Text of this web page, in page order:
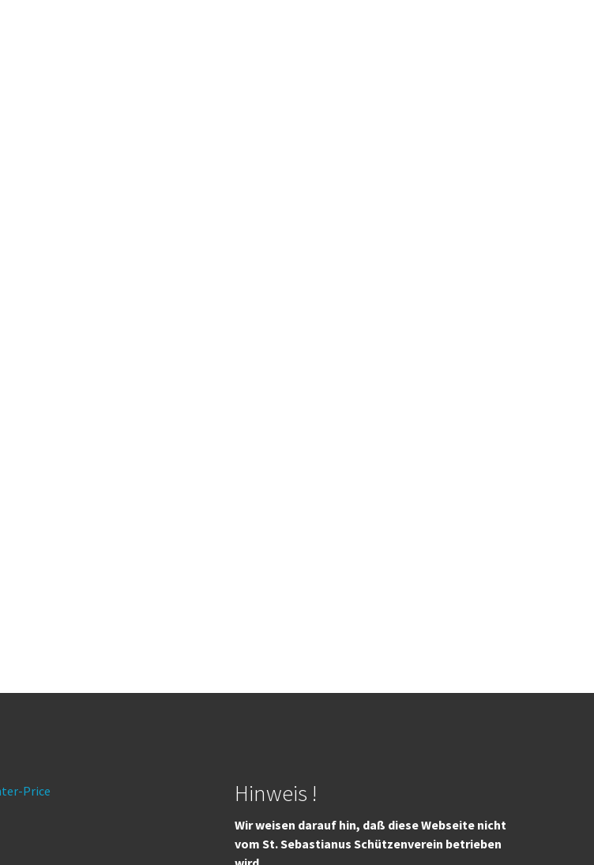
Price Hinweis !
Wir weisen darauf hin, daß diese Webseite nicht
vom St. Sebastianus Schützenverein betrieben